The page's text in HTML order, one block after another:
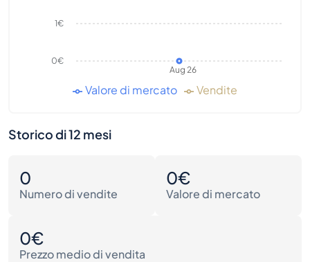
Aug 26
0€
1€
Valore di mercato Vendite
Storico di 12 mesi
0
Numero di vendite
0€
Valore di mercato
0€
Prezzo medio di vendita